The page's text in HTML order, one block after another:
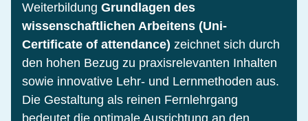
Weiterbildung Grundlagen des
wissenschaftlichen Arbeitens (Uni-
Certificate of attendance) zeichnet sich durch
den hohen Bezug zu praxisrelevanten Inhalten
sowie innovative Lehr- und Lernmethoden aus.
Die Gestaltung als reinen Fernlehrgang